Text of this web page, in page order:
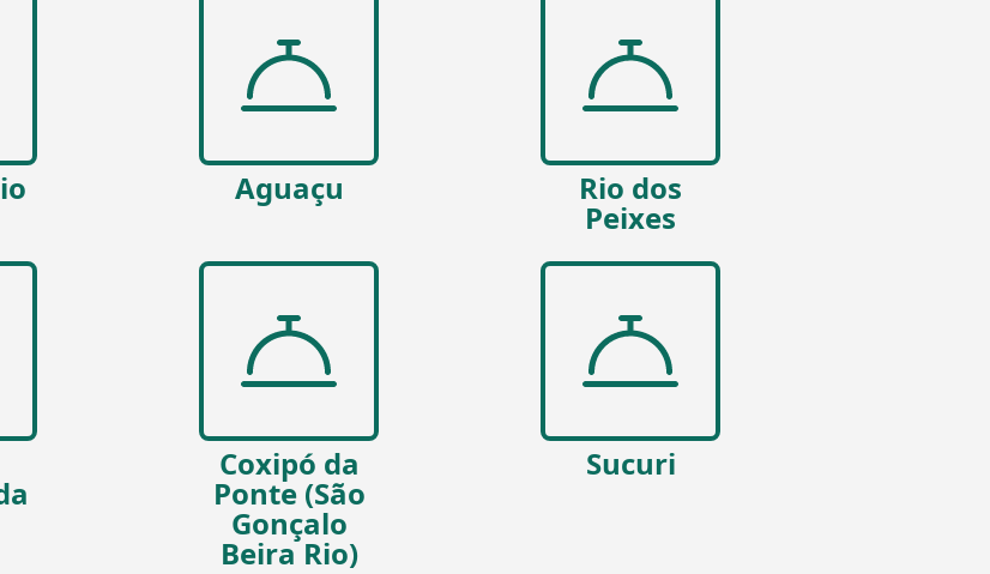
Aguaçu Rio dos
Peixes
Coxipó da
Ponte (São
Gonçalo
Beira Rio)
Sucuri